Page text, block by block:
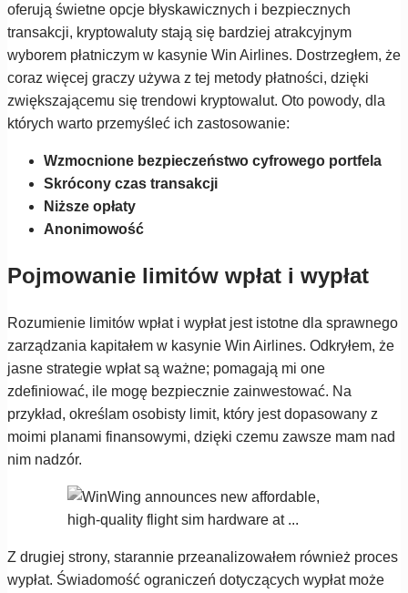
oferują świetne opcje błyskawicznych i bezpiecznych
transakcji, kryptowaluty stają się bardziej atrakcyjnym
wyborem płatniczym w kasynie Win Airlines. Dostrzegłem, że
coraz więcej graczy używa z tej metody płatności, dzięki
zwiększającemu się trendowi kryptowalut. Oto powody, dla
których warto przemyśleć ich zastosowanie:
Wzmocnione bezpieczeństwo cyfrowego portfela
Skrócony czas transakcji
Niższe opłaty
Anonimowość
Pojmowanie limitów wpłat i wypłat
Rozumienie limitów wpłat i wypłat jest istotne dla sprawnego
zarządzania kapitałem w kasynie Win Airlines. Odkryłem, że
jasne strategie wpłat są ważne; pomagają mi one
zdefiniować, ile mogę bezpiecznie zainwestować. Na
przykład, określam osobisty limit, który jest dopasowany z
moimi planami finansowymi, dzięki czemu zawsze mam nad
nim nadzór.
Z drugiej strony, starannie przeanalizowałem również proces
wypłat. Świadomość ograniczeń dotyczących wypłat może